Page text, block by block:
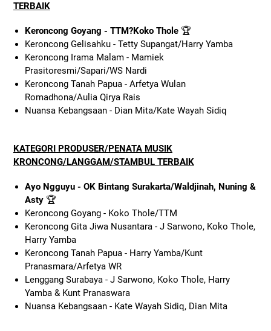
TERBAIK
Keroncong Goyang - TTM?Koko Thole🏆
Keroncong Gelisahku - Tetty Supangat/Harry Yamba
Keroncong Irama Malam - Mamiek
Prasitoresmi/Sapari/WS Nardi
Keroncong Tanah Papua - Arfetya Wulan
Romadhona/Aulia Qirya Rais
Nuansa Kebangsaan - Dian Mita/Kate Wayah Sidiq
KATEGORI PRODUSER/PENATA MUSIK
KRONCONG/LANGGAM/STAMBUL TERBAIK
Ayo Ngguyu - OK Bintang Surakarta/Waldjinah, Nuning &
Asty🏆
Keroncong Goyang - Koko Thole/TTM
Keroncong Gita Jiwa Nusantara - J Sarwono, Koko Thole,
Harry Yamba
Keroncong Tanah Papua - Harry Yamba/Kunt
Pranasmara/Arfetya WR
Lenggang Surabaya - J Sarwono, Koko Thole, Harry
Yamba & Kunt Pranaswara
Nuansa Kebangsaan - Kate Wayah Sidiq, Dian Mita